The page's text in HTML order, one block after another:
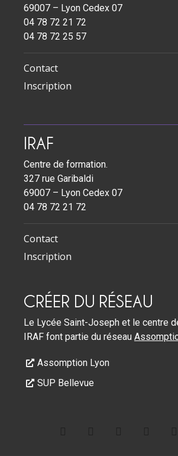
69007 – Lyon Cedex 07
04 78 72 21 72
04 78 72 25 57
Contact
Inscription
IRAF
Centre de formation.
327 rue Garibaldi
69007 – Lyon Cedex 07
04 78 72 21 72
Contact
Inscription
CRÉER DU RÉSEAU
Le Lycée Saint-Joseph et le centre
IRAF font partie du réseau
Assomption Lyon
SUP Bellevue